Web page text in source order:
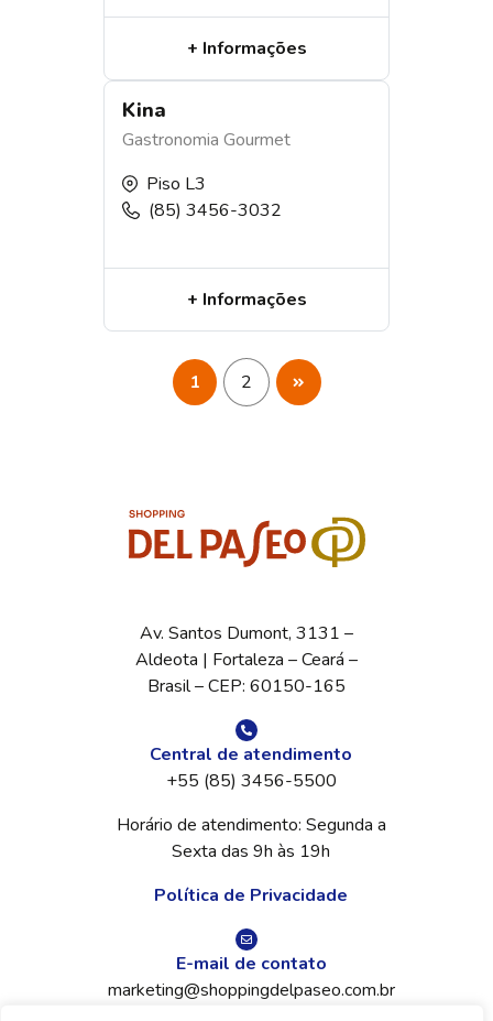
+ Informações
Kina
Gastronomia Gourmet
Piso L3
(85) 3456-3032
+ Informações
1 2
Av. Santos Dumont, 3131 –
Aldeota | Fortaleza – Ceará –
Brasil – CEP: 60150-165
Central de atendimento
+55 (85) 3456-5500
Horário de atendimento: Segunda a
Sexta das 9h às 19h
Política de Privacidade
E-mail de contato
marketing@shoppingdelpaseo.com.br